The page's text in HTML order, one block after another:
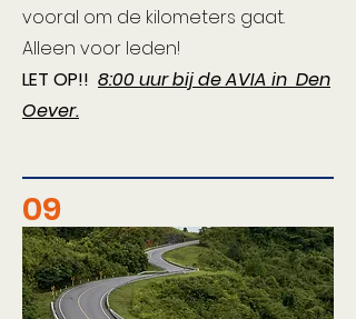
vooral om de kilometers gaat.
Alleen voor leden!
LET OP!! 8:00 uur bij de AVIA in Den
Oever.
09